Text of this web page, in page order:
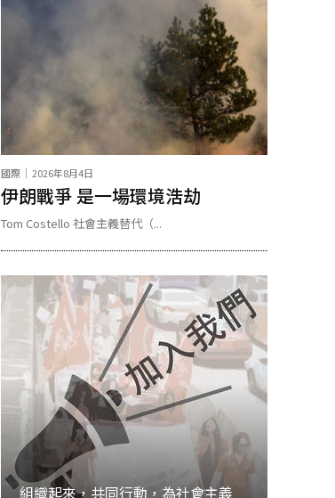
國際 2026年8月4日
伊朗戰爭 是一場環境浩劫
Tom Costello 社會主義替代（...
組織起來，共同行動，為社會主義